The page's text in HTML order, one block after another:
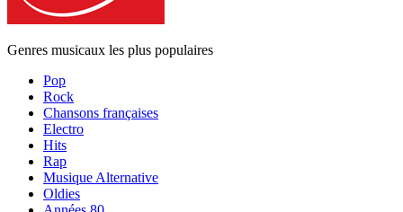
Genres musicaux les plus populaires
Pop
Rock
Chansons françaises
Electro
Hits
Rap
Musique Alternative
Oldies